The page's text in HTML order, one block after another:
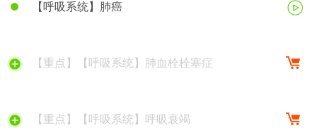
【呼吸系统】肺癌
【重点】【呼吸系统】肺血栓栓塞症
【重点】【呼吸系统】呼吸衰竭